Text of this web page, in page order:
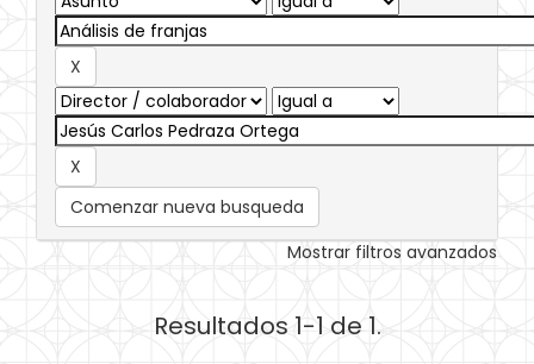
Comenzar nueva busqueda
Mostrar filtros avanzados
Resultados 1-1 de 1.